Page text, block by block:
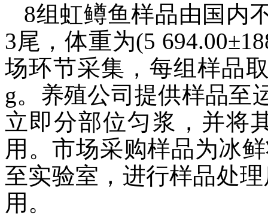
8组虹鳟鱼样品由国内
3尾，体重为(5
场环节采集，每组样品
g。养殖公司提供样品至
立即分部位匀浆，并将
用。市场采购样品为冰
至实验室，进行样品处
用。